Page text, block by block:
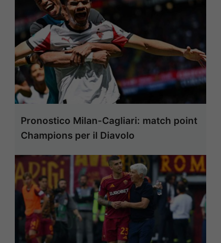
Pronostico Milan-Cagliari: match point
Champions per il Diavolo